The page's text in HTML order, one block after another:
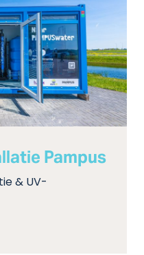
Pampus
& UV-